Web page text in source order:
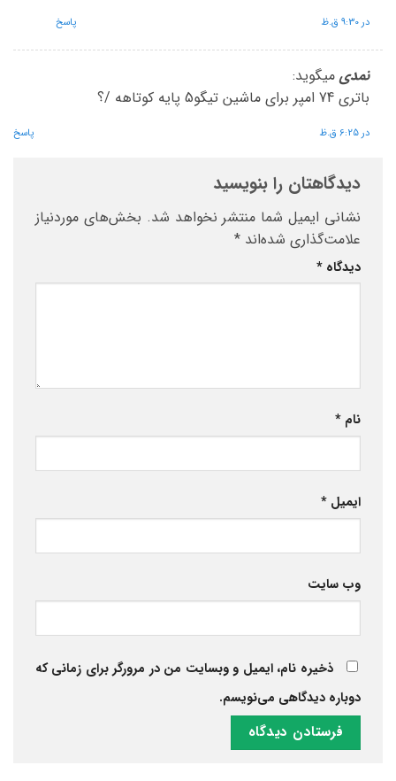
در 9:30 ق.ظ پاسخ
نمدی میگوید:
باتری 74 امپر برای ماشین تیگو5 پایه کوتاهه /؟
در 6:25 ق.ظ پاسخ
دیدگاهتان را بنویسید
نشانی ایمیل شما منتشر نخواهد شد. بخش‌های موردنیاز
علامت‌گذاری شده‌اند *
دیدگاه *
نام *
ایمیل *
وب‌ سایت
ذخیره نام، ایمیل و وبسایت من در مرورگر برای زمانی که
دوباره دیدگاهی می‌نویسم.